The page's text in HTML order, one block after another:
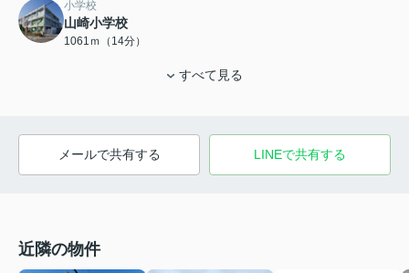
小学校
山崎小学校
1061ｍ（14分）
すべて見る
メールで共有する LINEで共有する
近隣の物件